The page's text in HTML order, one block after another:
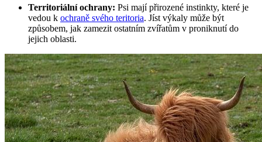
Territoriální ochrany: Psi mají přirozené instinkty, které je
vedou k ochraně svého teritoria. Jíst výkaly může být
způsobem, jak zamezit ostatním zvířatům v proniknutí do
jejich oblasti.